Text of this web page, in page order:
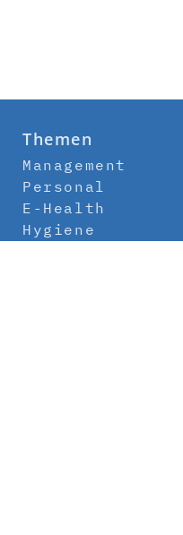
Themen
Management
Personal
E-Health
Hygiene